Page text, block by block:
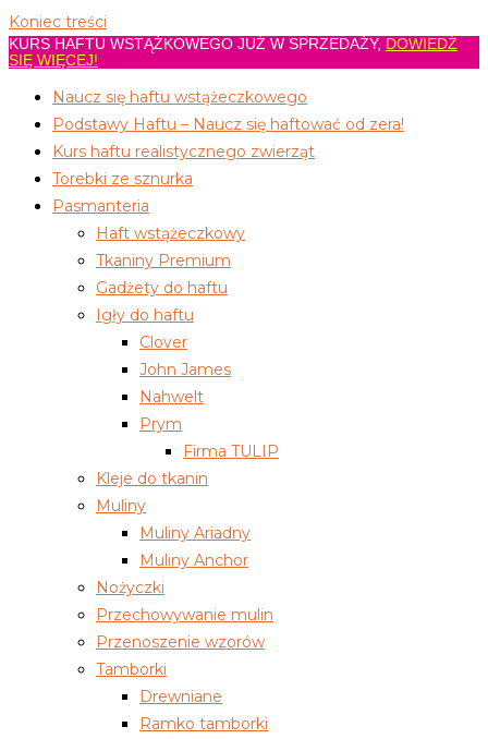
Koniec treści
KURS HAFTU WSTĄŻKOWEGO JUŻ W SPRZEDAŻY, DOWIEDŹ
SIĘ WIĘCEJ!
Naucz się haftu wstążeczkowego
Podstawy Haftu – Naucz się haftować od zera!
Kurs haftu realistycznego zwierząt
Torebki ze sznurka
Pasmanteria
Haft wstążeczkowy
Tkaniny Premium
Gadżety do haftu
Igły do haftu
Clover
John James
Nahwelt
Prym
Firma TULIP
Kleje do tkanin
Muliny
Muliny Ariadny
Muliny Anchor
Nożyczki
Przechowywanie mulin
Przenoszenie wzorów
Tamborki
Drewniane
Ramko tamborki